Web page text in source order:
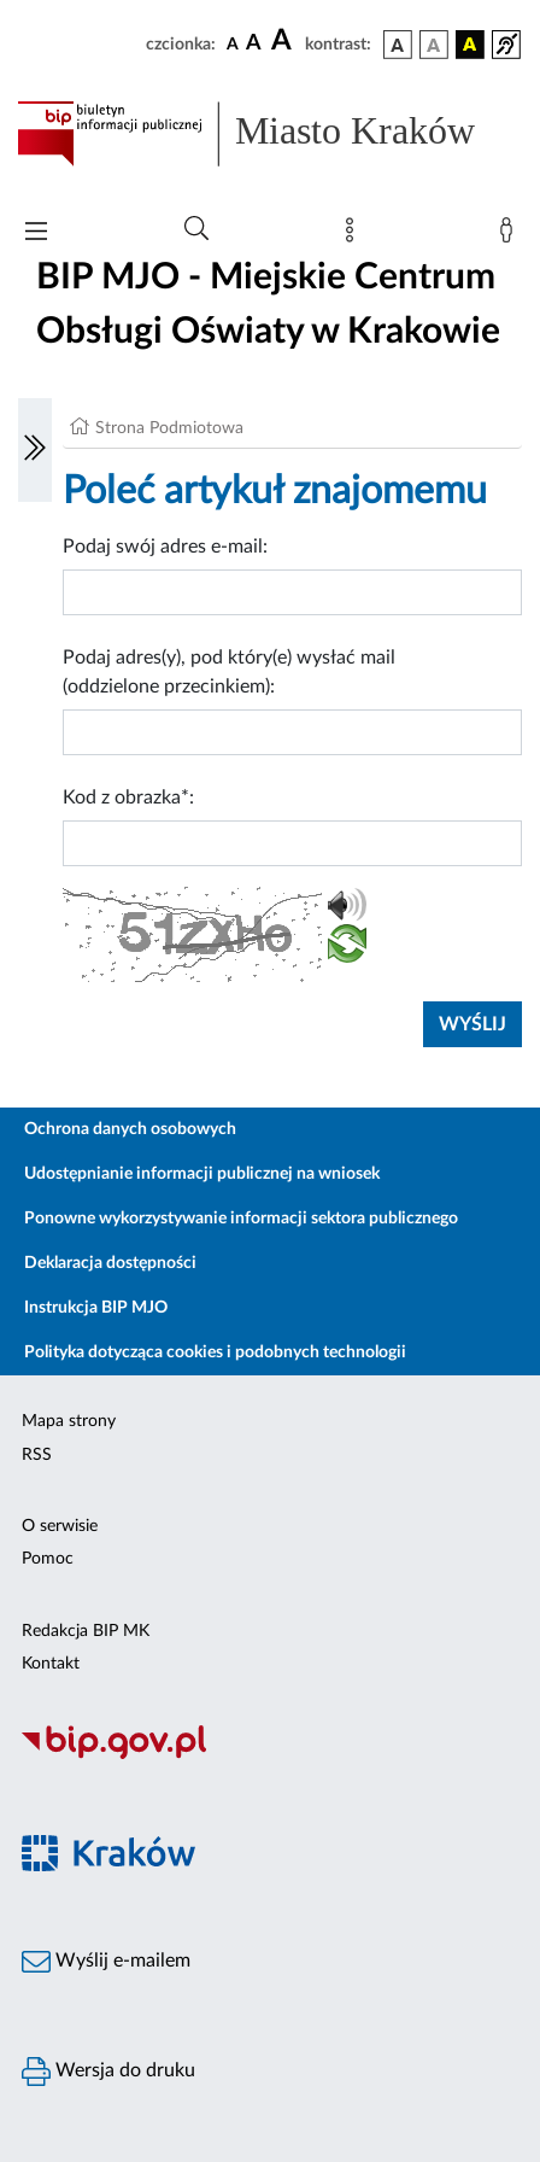
czcionka: A A A kontrast:
Miasto Kraków
BIP MJO - Miejskie Centrum
Obsługi Oświaty w Krakowie
Strona Podmiotowa
Poleć artykuł znajomemu
Podaj swój adres e-mail:
Podaj adres(y), pod który(e) wysłać mail
(oddzielone przecinkiem):
Kod z obrazka*:
Ochrona danych osobowych
Udostępnianie informacji publicznej na wniosek
Ponowne wykorzystywanie informacji sektora publicznego
Deklaracja dostępności
Instrukcja BIP MJO
Polityka dotycząca cookies i podobnych technologii
Mapa strony
RSS
O serwisie
Pomoc
Redakcja BIP MK
Kontakt
Wyślij e-mailem
Wersja do druku